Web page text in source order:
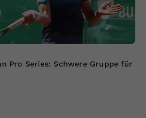
Pro Series: Schwere Gruppe für